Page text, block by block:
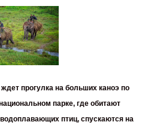
прогулка на больших каноэ по
парке, где обитают
птиц, спускаются на